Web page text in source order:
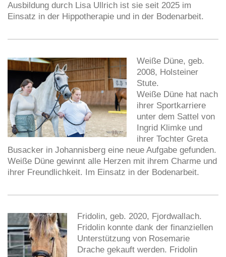
Ausbildung durch Lisa Ullrich ist sie seit 2025 im
Einsatz in der Hippotherapie und in der Bodenarbeit.
Weiße Düne, geb.
2008, Holsteiner
Stute.
Weiße Düne hat nach
ihrer Sportkarriere
unter dem Sattel von
Ingrid Klimke und
ihrer Tochter Greta
Busacker in Johannisberg eine neue Aufgabe gefunden.
Weiße Düne gewinnt alle Herzen mit ihrem Charme und
ihrer Freundlichkeit. Im Einsatz in der Bodenarbeit.
Fridolin, geb. 2020, Fjordwallach.
Fridolin konnte dank der finanziellen
Unterstützung von Rosemarie
Drache gekauft werden. Fridolin